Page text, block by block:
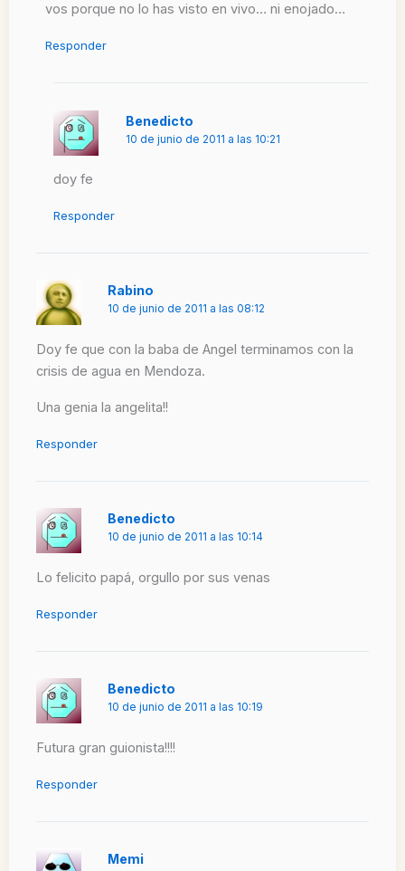
vos porque no lo has visto en vivo… ni enojado…
Responder
Benedicto
10 de junio de 2011 a las 10:21
doy fe
Responder
Rabino
10 de junio de 2011 a las 08:12
Doy fe que con la baba de Angel terminamos con la
crisis de agua en Mendoza.
Una genia la angelita!!
Responder
Benedicto
10 de junio de 2011 a las 10:14
Lo felicito papá, orgullo por sus venas
Responder
Benedicto
10 de junio de 2011 a las 10:19
Futura gran guionista!!!!
Responder
Memi